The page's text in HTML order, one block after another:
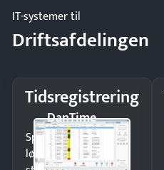
IT-systemer til
Driftsafdelingen
Tidsregistrering
DanTime
Spar tid på
lønberegning og få